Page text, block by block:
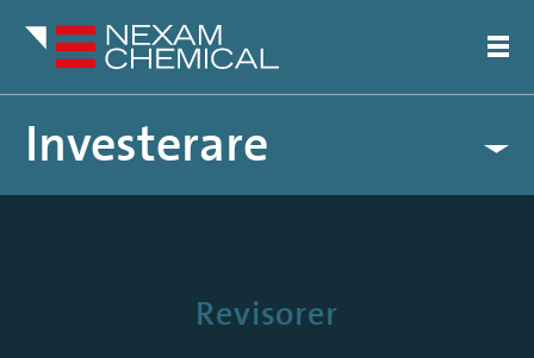
Investerare
Revisorer